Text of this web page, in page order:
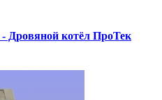
Дровяной котёл ПроТек